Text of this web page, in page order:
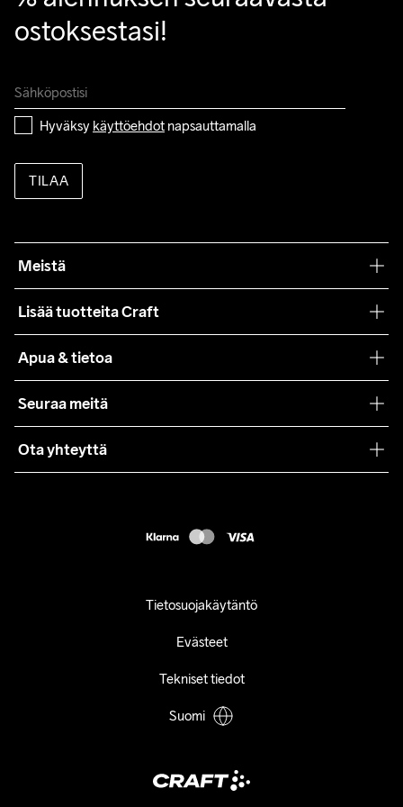
ostoksestasi!
Hyväksy käyttöehdot napsauttamalla
TILAA
Meistä
Lisää tuotteita Craft
Yhteistyöt
Lehdistö
Apua & tietoa
Käyttöehdot
Asiakaspalvelu
Seuraa meitä
Ota yhteyttä
Tietosuojakäytäntö
Evästeet
Tekniset tiedot
Suomi